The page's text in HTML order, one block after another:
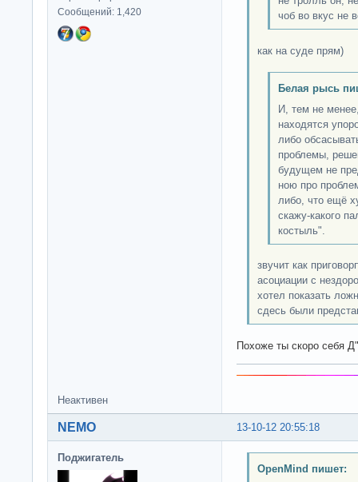
Сообщений: 1,420
чоб во вкус не
как на суде прям)
Белая рысь
И, тем не
находятся
либо
проблемы,
будущем не
ною про
либо, что ещё
скажу-какого
костыль".
звучит как
асоциации с
хотел показать
сдесь были
Похоже ты скоро себя
Неактивен
13-10-12 20:55:18
NEMO
Поджигатель
OpenMind пишет: